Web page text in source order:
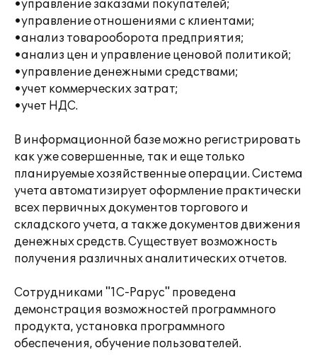
•управление заказами покупателей;
•управление отношениями с клиентами;
•анализ товарооборота предприятия;
•анализ цен и управление ценовой политикой;
•управление денежными средствами;
•учет коммерческих затрат;
•учет НДС.
В информационной базе можно регистрировать
как уже совершенные, так и еще только
планируемые хозяйственные операции. Система
учета автоматизирует оформление практически
всех первичных документов торгового и
складского учета, а также документов движения
денежных средств. Существует возможность
получения различных аналитических отчетов.
Сотрудниками "1С-Рарус" проведена
демонстрация возможностей программного
продукта, установка программного
обеспечения, обучение пользователей.